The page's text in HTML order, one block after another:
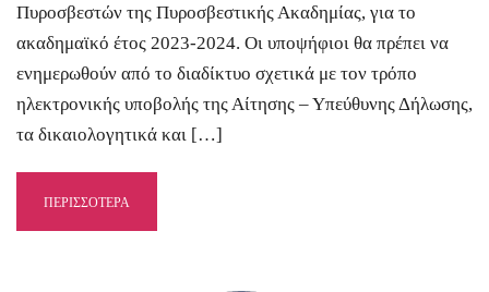
Πυροσβεστών της Πυροσβεστικής Ακαδημίας, για το
ακαδημαϊκό έτος 2023-2024. Οι υποψήφιοι θα πρέπει να
ενημερωθούν από το διαδίκτυο σχετικά με τον τρόπο
ηλεκτρονικής υποβολής της Αίτησης – Υπεύθυνης Δήλωσης,
τα δικαιολογητικά και […]
ΠΕΡΙΣΣΟΤΕΡΑ